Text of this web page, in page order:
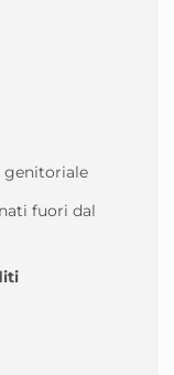
genitoriale
fuori dal